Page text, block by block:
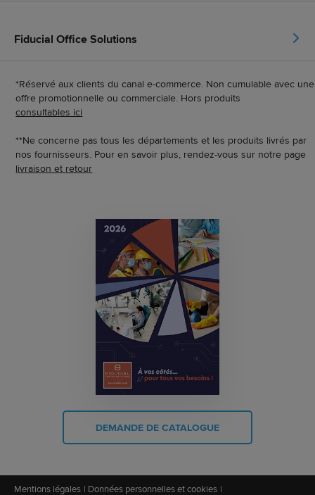
Fiducial Office Solutions
*Réservé aux clients du canal e-commerce. Non cumulable avec une
offre promotionnelle ou commerciale. Hors produits
consultables ici
**Ne concerne pas tous les départements et les produits livrés par
nos fournisseurs. Pour en savoir plus, rendez-vous sur notre page
livraison et retour
DEMANDE DE CATALOGUE
Mentions légales
Données personnelles et cookies